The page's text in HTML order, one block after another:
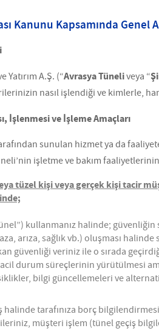
Kanunu Kapsamında Genel
A.Ş. (“Avrasya Tüneliveya “
nasıl işlendiği ve kimlerle,
İşlenmesi ve İşleme Amaçları
sunulan hizmet ya da
işletme ve bakım
tüzel kişi veya gerçek kişi tacir
kullanmanız halinde; güvenliğin
arıza, sağlık vb.) oluşması
güvenliği veriniz ile o sırada
durum süreçlerinin yürütülmesi
bilgi güncellemeleri ve
halinde tarafınıza borç
müşteri işlem (tünel geçiş